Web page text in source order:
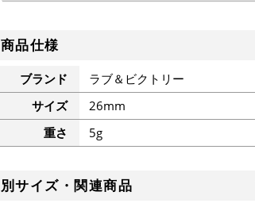
商品仕様
ブランド
ラブ＆ビクトリー
サイズ
26mm
重さ
5g
別サイズ・関連商品